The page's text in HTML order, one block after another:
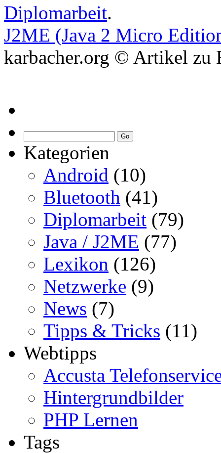
Diplomarbeit.
J2ME (Java 2 Micro
karbacher.org © Artikel zu
Kategorien
Android (10)
Bluetooth (41)
Diplomarbeit (79)
Java / J2ME (77)
Lexikon (126)
Netzwerke (9)
News (7)
Tipps & Tricks (11)
Webtipps
Accusta
Hintergrundbilder
PHP Lernen
Tags